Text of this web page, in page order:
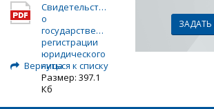
Свидетельство
о
государственной
регистрации
юридического
лица
Размер: 397.1
Кб
Вернуться к списку